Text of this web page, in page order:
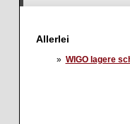
Allerlei
» WIGO lagere